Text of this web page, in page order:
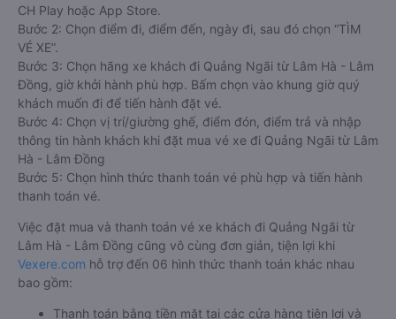
CH Play hoặc App Store.
Bước 2: Chọn điểm đi, điểm đến, ngày đi, sau đó chọn “TÌM
VÉ XE”.
Bước 3: Chọn hãng xe khách đi Quảng Ngãi từ Lâm Hà - Lâm
Đồng, giờ khởi hành phù hợp. Bấm chọn vào khung giờ quý
khách muốn đi để tiến hành đặt vé.
Bước 4: Chọn vị trí/giường ghế, điểm đón, điểm trả và nhập
thông tin hành khách khi đặt mua vé xe đi Quảng Ngãi từ Lâm
Hà - Lâm Đồng
Bước 5: Chọn hình thức thanh toán vé phù hợp và tiến hành
thanh toán vé.
Việc đặt mua và thanh toán vé xe khách đi Quảng Ngãi từ
Lâm Hà - Lâm Đồng cũng vô cùng đơn giản, tiện lợi khi
Vexere.com hỗ trợ đến 06 hình thức thanh toán khác nhau
bao gồm:
Thanh toán bằng tiền mặt tại các cửa hàng tiện lợi và